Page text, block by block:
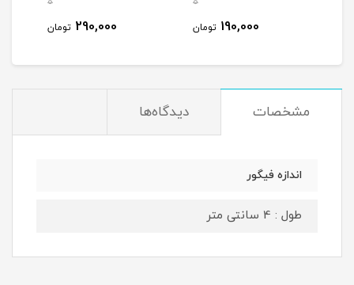
190,000 تومان 290,000 تومان
مشخصات دیدگاه‌ها
اندازه فیگور
طول : 4 سانتی متر